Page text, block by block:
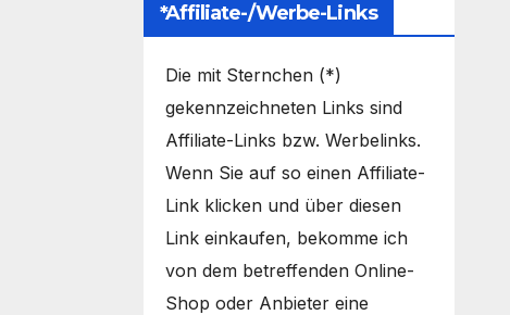
*Affiliate-/Werbe-Links
Die mit Sternchen (*)
gekennzeichneten Links sind
Affiliate-Links bzw. Werbelinks.
Wenn Sie auf so einen Affiliate-
Link klicken und über diesen
Link einkaufen, bekomme ich
von dem betreffenden Online-
Shop oder Anbieter eine